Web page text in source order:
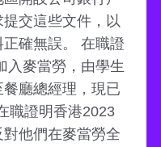
交這些文件，以
確無誤。 在職證
入麥當勞，由學生
廳總經理，現已
職證明香港2023
他們在麥當勞全